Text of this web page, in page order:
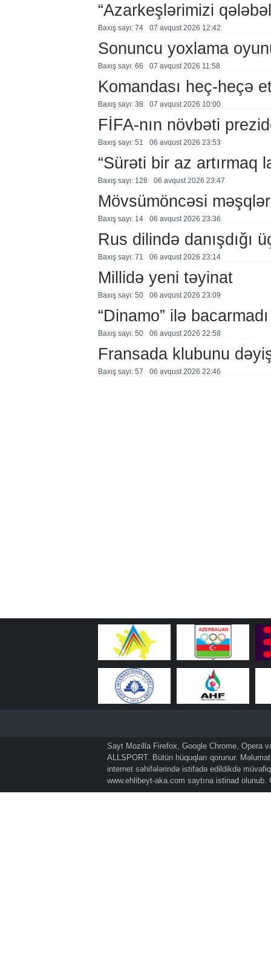
“Azarkeşlərimizi
Baxış sayı: 74 07 avqust 2026 12:42
Sonuncu yoxlama
Baxış sayı: 66 07 avqust 2026 11:58
Komandası heç-heçə
Baxış sayı: 38 07 avqust 2026 10:00
FİFA-nın növbəti
Baxış sayı: 51 06 avqust 2026 23:53
“Sürəti bir az artırmaq
Baxış sayı: 128 06 avqust 2026 23:47
Mövsümöncəsi
Baxış sayı: 14 06 avqust 2026 23:36
Rus dilində danışdığı
Baxış sayı: 71 06 avqust 2026 23:14
Millidə yeni təyinat
Baxış sayı: 50 06 avqust 2026 23:09
“Dinamo” ilə bacarmadı
Baxış sayı: 50 06 avqust 2026 22:58
Fransada klubunu
Baxış sayı: 57 06 avqust 2026 22:46
Sayt Mozilla Firefox, Google Chrome, Opera
ALLSPORT. Bütün hüquqları qorunur.
internet səhifələrində istifadə edildikdə
www.ehlibeyt-aka.com saytına istinad olunub.